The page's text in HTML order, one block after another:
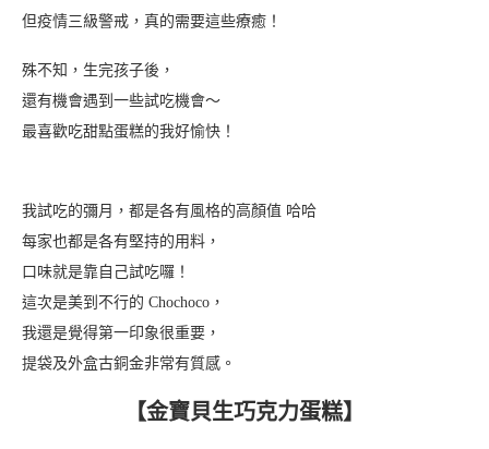
但疫情三級警戒，真的需要這些療癒！
殊不知，生完孩子後，
還有機會遇到一些試吃機會～
最喜歡吃甜點蛋糕的我好愉快！
我試吃的彌月，都是各有風格的高顏值 哈哈
每家也都是各有堅持的用料，
口味就是靠自己試吃囉！
這次是美到不行的 Chochoco，
我還是覺得第一印象很重要，
提袋及外盒古銅金非常有質感。
【金寶貝生巧克力蛋糕】